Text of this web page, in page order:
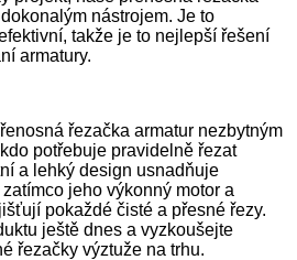
nástrojem. Je to
takže je to nejlepší řešení
armatury.
řezačka armatur nezbytným
potřebuje pravidelně řezat
a lehký design usnadňuje
jeho výkonný motor a
pokaždé čisté a přesné řezy.
ještě dnes a vyzkoušejte
řezačky výztuže na trhu.